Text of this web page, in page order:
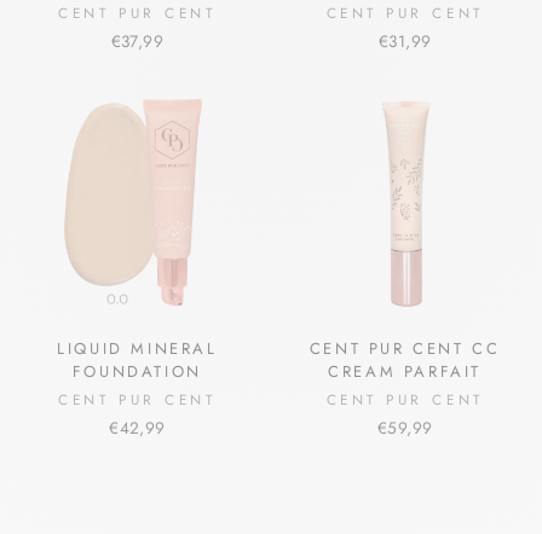
CENT PUR CENT
€37,99
CENT PUR CENT
€31,99
LIQUID MINERAL
FOUNDATION
CENT PUR CENT
€42,99
CENT PUR CENT CC
CREAM PARFAIT
CENT PUR CENT
€59,99